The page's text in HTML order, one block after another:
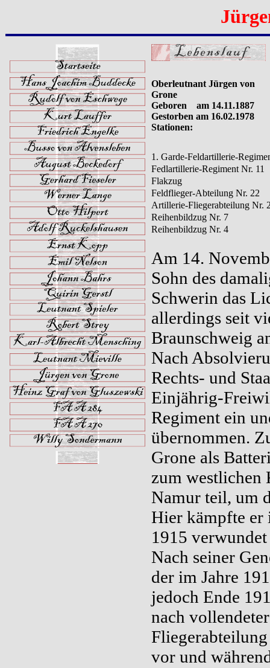
Oberleutnant Jürgen von
Grone
Geboren am 14.11.1887
Gestorben am 16.02.1978
Stationen:
1. Garde-Feldartillerie-
Fedlartillerie-Regiment Nr. 11
Flakzug
Feldflieger-Abteilung Nr. 22
Artillerie-Fliegerabteilung Nr.
Reihenbildzug Nr. 7
Reihenbildzug Nr. 4
Am 14.
Sohn des
Schwerin das
allerdings seit
Braunschweig
Nach
Rechts- und
Einjährig-
Regiment ein
übernommen.
Grone als
zum westlichen
Namur teil, um
Hier kämpfte er
1915
Nach seiner
der im Jahre
jedoch Ende
nach
vor und